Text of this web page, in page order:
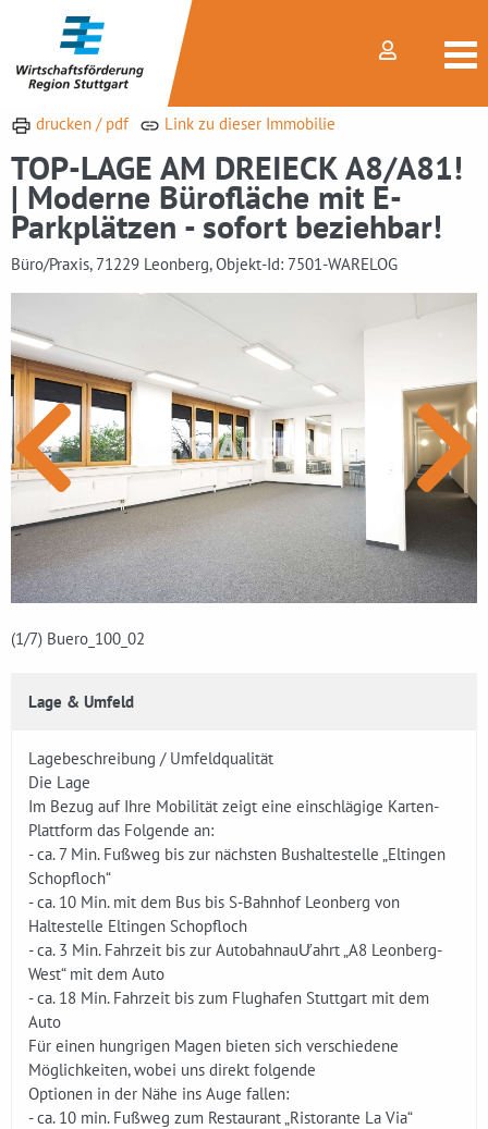
drucken / pdf Link zu dieser Immobilie
TOP-LAGE AM DREIECK A8/A81!
| Moderne Bürofläche mit E-
Parkplätzen - sofort beziehbar!
Büro/Praxis, 71229 Leonberg, Objekt-Id: 7501-WARELOG
(1/7) Buero_100_02
Lage & Umfeld
Lagebeschreibung / Umfeldqualität
Die Lage
Im Bezug auf Ihre Mobilität zeigt eine einschlägige Karten-
Plattform das Folgende an:
- ca. 7 Min. Fußweg bis zur nächsten Bushaltestelle „Eltingen
Schopfloch“
- ca. 10 Min. mit dem Bus bis S-Bahnhof Leonberg von
Haltestelle Eltingen Schopfloch
- ca. 3 Min. Fahrzeit bis zur AutobahnauƯahrt „A8 Leonberg-
West“ mit dem Auto
- ca. 18 Min. Fahrzeit bis zum Flughafen Stuttgart mit dem
Auto
Für einen hungrigen Magen bieten sich verschiedene
Möglichkeiten, wobei uns direkt folgende
Optionen in der Nähe ins Auge fallen:
- ca. 10 min. Fußweg zum Restaurant „Ristorante La Via“